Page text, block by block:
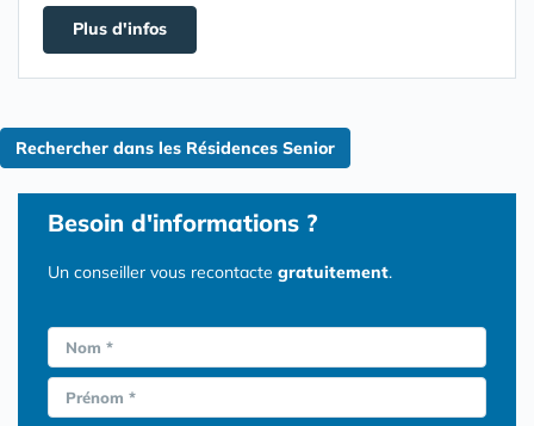
Plus d'infos
Rechercher dans les Résidences Senior
Besoin d'informations ?
Un conseiller vous recontacte gratuitement.
Nom *
Prénom *